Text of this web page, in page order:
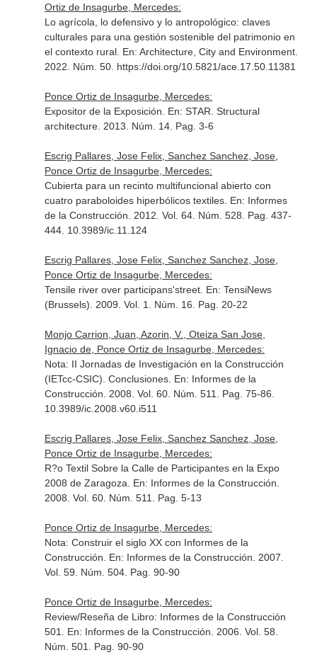
Ortiz de Insagurbe, Mercedes:
Lo agrícola, lo defensivo y lo antropológico: claves
culturales para una gestión sostenible del patrimonio en
el contexto rural. En: Architecture, City and Environment.
2022. Núm. 50. https://doi.org/10.5821/ace.17.50.11381
Ponce Ortiz de Insagurbe, Mercedes:
Expositor de la Exposición. En: STAR. Structural
architecture. 2013. Núm. 14. Pag. 3-6
Escrig Pallares, Jose Felix, Sanchez Sanchez, Jose,
Ponce Ortiz de Insagurbe, Mercedes:
Cubierta para un recinto multifuncional abierto con
cuatro paraboloides hiperbólicos textiles. En: Informes
de la Construcción . 2012. Vol. 64. Núm. 528. Pag. 437-
444. 10.3989/ic.11.124
Escrig Pallares, Jose Felix, Sanchez Sanchez, Jose,
Ponce Ortiz de Insagurbe, Mercedes:
Tensile river over participans'street. En: TensiNews
(Brussels) . 2009. Vol. 1. Núm. 16. Pag. 20-22
Monjo Carrion, Juan, Azorin, V., Oteiza San Jose,
Ignacio de, Ponce Ortiz de Insagurbe, Mercedes:
Nota: II Jornadas de Investigación en la Construcción
(IETcc-CSIC). Conclusiones. En: Informes de la
Construcción . 2008. Vol. 60. Núm. 511. Pag. 75-86.
10.3989/ic.2008.v60.i511
Escrig Pallares, Jose Felix, Sanchez Sanchez, Jose,
Ponce Ortiz de Insagurbe, Mercedes:
R?o Textil Sobre la Calle de Participantes en la Expo
2008 de Zaragoza. En: Informes de la Construcción
2008. Vol. 60. Núm. 511. Pag. 5-13
Ponce Ortiz de Insagurbe, Mercedes:
Nota: Construir el siglo XX con Informes de la
Construcción. En: Informes de la Construcción . 2007.
Vol. 59. Núm. 504. Pag. 90-90
Ponce Ortiz de Insagurbe, Mercedes:
Review/Reseña de Libro: Informes de la Construcción
501. En: Informes de la Construcción . 2006. Vol. 58.
Núm. 501. Pag. 90-90